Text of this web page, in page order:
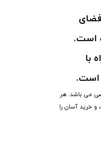
است.
با
است.
می باشد. هر
خرید آسان را